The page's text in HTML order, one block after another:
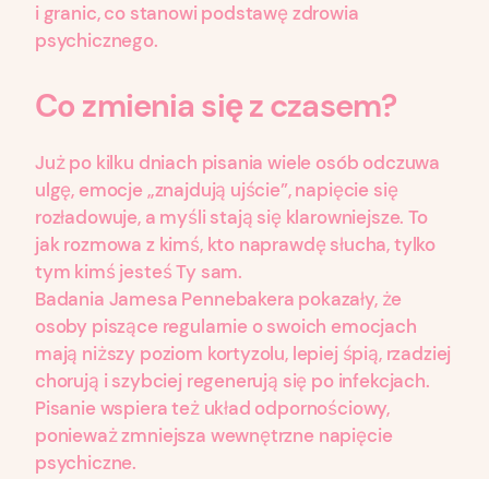
i granic, co stanowi podstawę zdrowia
psychicznego.
Co zmienia się z czasem?
Już po kilku dniach pisania wiele osób odczuwa
ulgę, emocje „znajdują ujście”, napięcie się
rozładowuje, a myśli stają się klarowniejsze. To
jak rozmowa z kimś, kto naprawdę słucha, tylko
tym kimś jesteś Ty sam.
Badania Jamesa Pennebakera pokazały, że
osoby piszące regularnie o swoich emocjach
mają niższy poziom kortyzolu, lepiej śpią, rzadziej
chorują i szybciej regenerują się po infekcjach.
Pisanie wspiera też układ odpornościowy,
ponieważ zmniejsza wewnętrzne napięcie
psychiczne.